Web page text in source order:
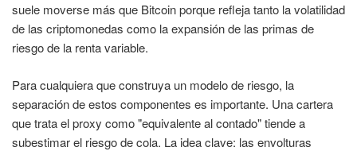
suele moverse más que Bitcoin porque refleja tanto la volatilidad
de las criptomonedas como la expansión de las primas de
riesgo de la renta variable.
Para cualquiera que construya un modelo de riesgo, la
separación de estos componentes es importante. Una cartera
que trata el proxy como "equivalente al contado" tiende a
subestimar el riesgo de cola. La idea clave: las envolturas